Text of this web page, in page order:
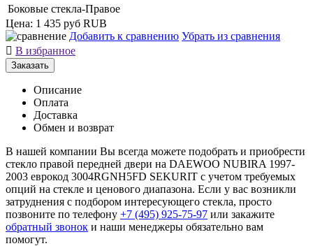
Боковые стекла-Правое
Цена: 1 435 руб RUB
Добавить к сравнению Убрать из сравнения
 В избранное
Заказать
Описание
Оплата
Доставка
Обмен и возврат
В нашей компании Вы всегда можете подобрать и приобрести
стекло правой передней двери на DAEWOO NUBIRA 1997-
2003 еврокод 3004RGNH5FD SEKURIT с учетом требуемых
опций на стекле и ценового диапазона. Если у вас возникли
затруднения с подбором интересующего стекла, просто
позвоните по телефону +7 (495) 925-75-97 или закажите
обратный звонок и наши менеджеры обязательно вам
помогут.